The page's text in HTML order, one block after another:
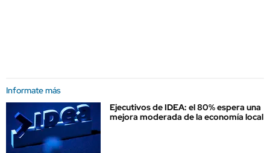
Informate más
Ejecutivos de IDEA: el 80% espera una
mejora moderada de la economía local